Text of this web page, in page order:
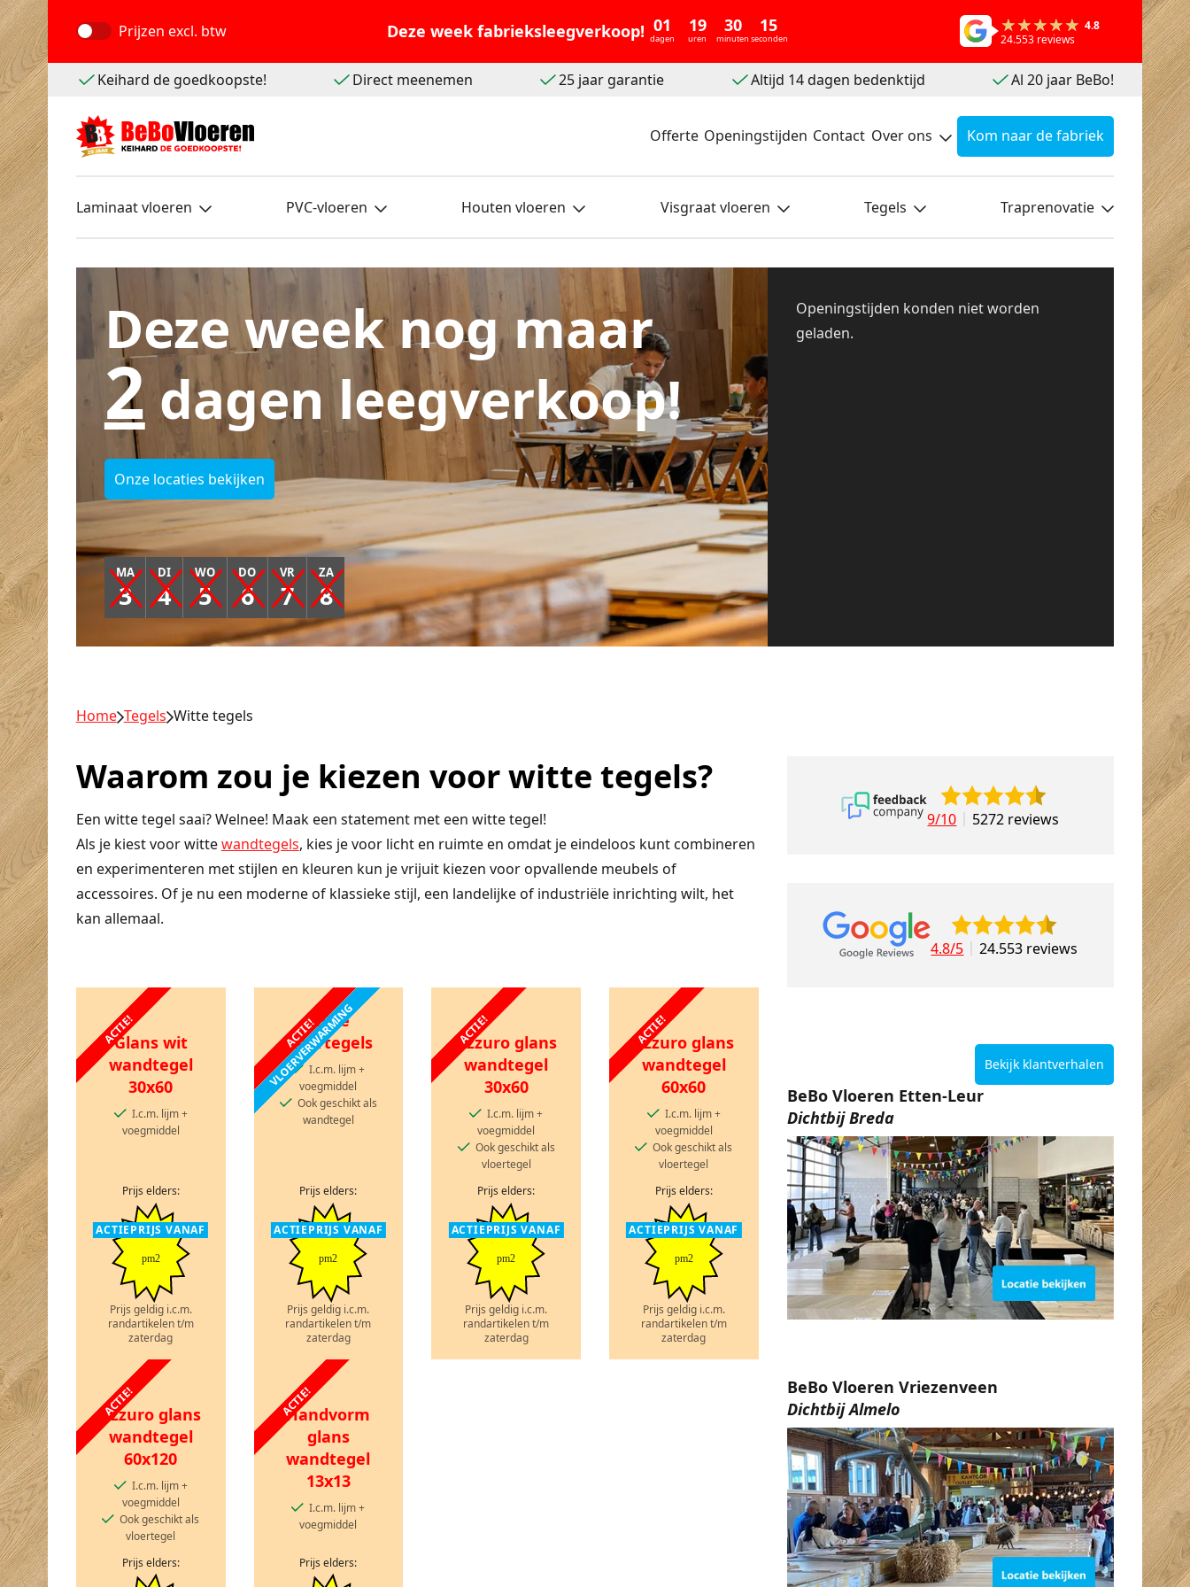
Prijzen excl. btw Deze week fabrieksleegverkoop! 01
dagen
19
uren
30
minuten
13
seconden
4.8
24.553 reviews
Keihard de goedkoopste! Direct meenemen 25 jaar garantie Altijd 14 dagen bedenktijd Al 20 jaar BeBo!
Offerte Openingstijden Contact Over ons Kom naar de fabriek
Laminaat vloeren PVC-vloeren Houten vloeren Visgraat vloeren Tegels Traprenovatie
Deze week nog maar
2 dagen leegverkoop!
Onze locaties bekijken
MA
3
DI
4
WO
5
DO
6
VR
7
ZA
8
Openingstijden konden niet worden
geladen.
Home Tegels Witte tegels
Waarom zou je kiezen voor witte tegels?
Een witte tegel saai? Welnee! Maak een statement met een witte tegel!
Als je kiest voor wittewandtegels, kies je voor licht en ruimte en omdat je eindeloos kunt combineren
en experimenteren met stijlen en kleuren kun je vrijuit kiezen voor opvallende meubels of
accessoires. Of je nu een moderne of klassieke stijl, een landelijke of industriële inrichting wilt, het
kan allemaal.
ACTIE!
Glans wit
wandtegel
30x60
I.c.m. lijm +
voegmiddel
Prijs elders:
ACTIEPRIJS VANAF
pm2
Prijs geldig i.c.m.
randartikelen t/m
zaterdag
ACTIE!
VLOERVERWARMING
Witte
vloertegels
I.c.m. lijm +
voegmiddel
Ook geschikt als
wandtegel
Prijs elders:
ACTIEPRIJS VANAF
pm2
Prijs geldig i.c.m.
randartikelen t/m
zaterdag
ACTIE!
Azzuro glans
wandtegel
30x60
I.c.m. lijm +
voegmiddel
Ook geschikt als
vloertegel
Prijs elders:
ACTIEPRIJS VANAF
pm2
Prijs geldig i.c.m.
randartikelen t/m
zaterdag
ACTIE!
Azzuro glans
wandtegel
60x60
I.c.m. lijm +
voegmiddel
Ook geschikt als
vloertegel
Prijs elders:
ACTIEPRIJS VANAF
pm2
Prijs geldig i.c.m.
randartikelen t/m
zaterdag
ACTIE!
Azzuro glans
wandtegel
60x120
I.c.m. lijm +
voegmiddel
Ook geschikt als
vloertegel
Prijs elders:
ACTIE!
Handvorm
glans
wandtegel
13x13
I.c.m. lijm +
voegmiddel
Prijs elders:
9/10 5272 reviews
4.8/5 24.553 reviews
Bekijk klantverhalen
BeBo Vloeren Etten-Leur
Dichtbij Breda
BeBo Vloeren Vriezenveen
Dichtbij Almelo